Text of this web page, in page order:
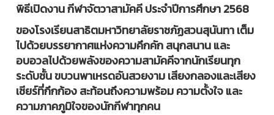
พิธีเปิดงาน กีฬาจัตวาสามัคคี ประจำปีการศึกษา 2568
ของโรงเรียนสาธิตมหาวิทยาลัยราชภัฏสวนสุนันทา เต็ม
ไปด้วยบรรยากาศแห่งความคึกคัก สนุกสนาน และ
อบอวลไปด้วยพลังของความสามัคคีจากนักเรียนทุก
ระดับชั้น ขบวนพาเหรดอันสวยงาม เสียงกลองและเสียง
เชียร์ที่กึกก้อง สะท้อนถึงความพร้อม ความตั้งใจ และ
ความภาคภูมิใจของนักกีฬาทุกคน